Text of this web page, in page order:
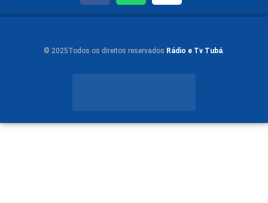
© 2025Todos os direitos reservados Rádio e Tv Tubá.